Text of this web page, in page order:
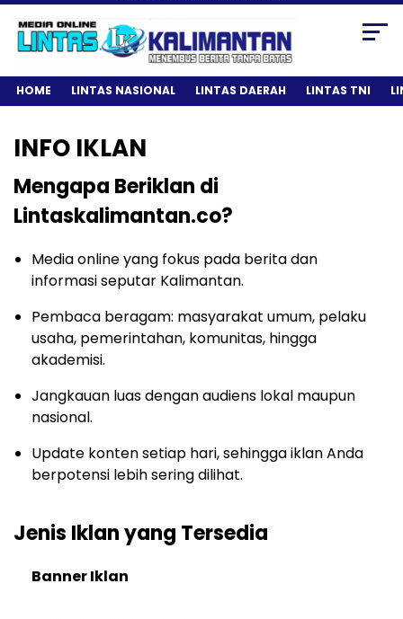
HOME LINTAS NASIONAL LINTAS DAERAH LINTAS TNI
INFO IKLAN
Mengapa Beriklan di
Lintaskalimantan.co?
Media online yang fokus pada berita dan
informasi seputar Kalimantan.
Pembaca beragam: masyarakat umum, pelaku
usaha, pemerintahan, komunitas, hingga
akademisi.
Jangkauan luas dengan audiens lokal maupun
nasional.
Update konten setiap hari, sehingga iklan Anda
berpotensi lebih sering dilihat.
Jenis Iklan yang Tersedia
Banner Iklan